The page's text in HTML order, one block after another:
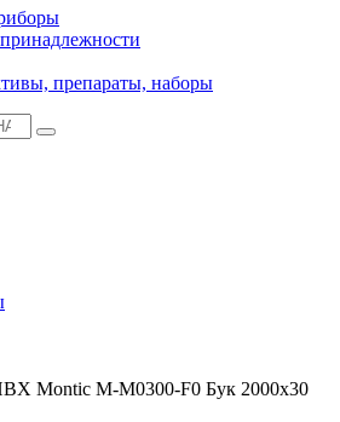
препараты, наборы
Montic M-M0300-F0 Бук 2000х30